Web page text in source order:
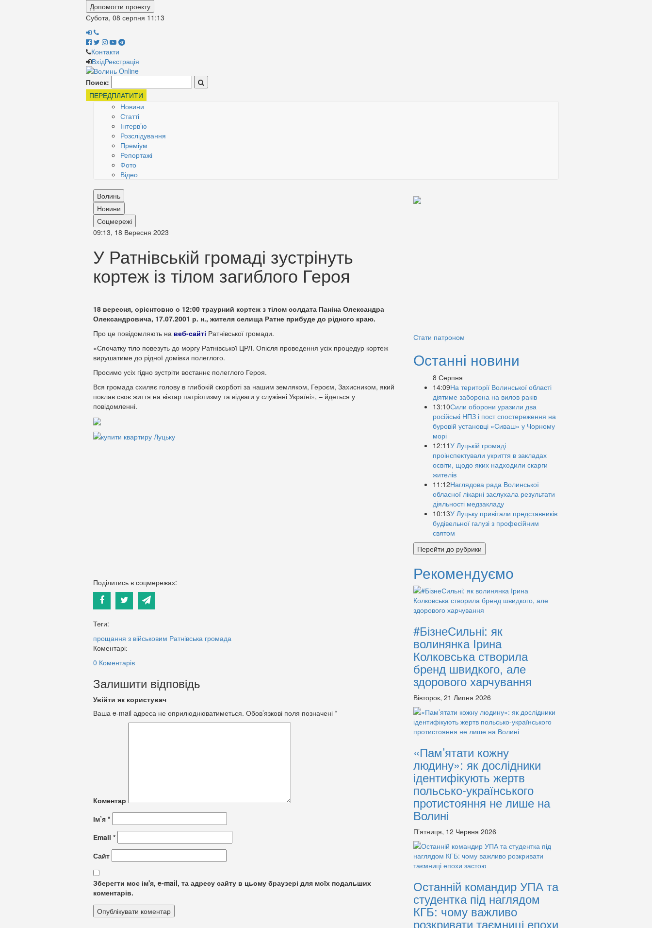
Допомогти проекту
Субота, 08 серпня 11:13
Контакти
ВхідРеєстрація
Поиск:
ПЕРЕДПЛАТИТИ
Новини
Статті
Інтерв’ю
Розслідування
Преміум
Репортажі
Фото
Відео
Волинь
Новини
Соцмережі
09:13, 18 Вересня 2023
У Ратнівській громаді зустрінуть
кортеж із тілом загиблого Героя
18 вересня, орієнтовно о 12:00 траурний кортеж з тілом солдата Паніна Олександра
Олександровича, 17.07.2001 р. н., жителя селища Ратне прибуде до рідного краю.
Про це повідомляють на веб-сайті Ратнівської громади.
«Спочатку тіло повезуть до моргу Ратнівської ЦРЛ. Опісля проведення усіх процедур кортеж
вирушатиме до рідної домівки полеглого.
Просимо усіх гідно зустріти востаннє полеглого Героя.
Вся громада схиляє голову в глибокій скорботі за нашим земляком, Героєм, Захисником, який
поклав своє життя на вівтар патріотизму та відваги у служінні Україні», – йдеться у
повідомленні.
Поділитись в соцмережах:
Теги:
прощання з військовим Ратнівська громада
Коментарі:
0 Коментарів
Залишити відповідь
Увійти як користувач
Ваша e-mail адреса не оприлюднюватиметься. Обов’язкові поля позначені *
Коментар
Ім’я *
Email *
Сайт
Зберегти моє ім'я, e-mail, та адресу сайту в цьому браузері для моїх подальших
коментарів.
Стати патроном
Останні новини
8 Серпня
14:09На території Волинської області
діятиме заборона на вилов раків
13:10Сили оборони уразили два
російські НПЗ і пост спостереження на
буровій установці «Сиваш» у Чорному
морі
12:11У Луцькій громаді
проінспектували укриття в закладах
освіти, щодо яких надходили скарги
жителів
11:12Наглядова рада Волинської
обласної лікарні заслухала результати
діяльності медзакладу
10:13У Луцьку привітали представників
будівельної галузі з професійним
святом
Перейти до рубрики
Рекомендуємо
#БізнеСильні: як
волинянка Ірина
Колковська створила
бренд швидкого, але
здорового харчування
Вівторок, 21 Липня 2026
«Пам’ятати кожну
людину»: як дослідники
ідентифікують жертв
польсько-українського
протистояння не лише на
Волині
П’ятниця, 12 Червня 2026
Останній командир УПА та
студентка під наглядом
КГБ: чому важливо
розкривати таємниці епохи